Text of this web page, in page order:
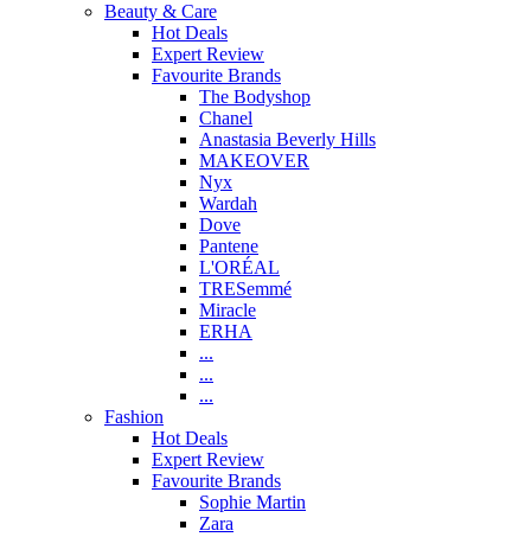
Beauty & Care
Hot Deals
Expert Review
Favourite Brands
The Bodyshop
Chanel
Anastasia Beverly Hills
MAKEOVER
Nyx
Wardah
Dove
Pantene
L'ORÉAL
TRESemmé
Miracle
ERHA
...
...
...
Fashion
Hot Deals
Expert Review
Favourite Brands
Sophie Martin
Zara